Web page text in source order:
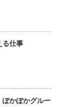
る仕事
ぽかぽかグルー